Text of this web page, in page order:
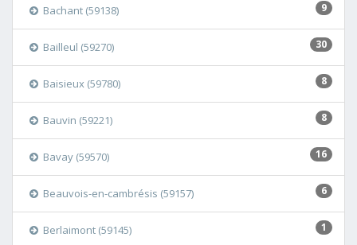
9
Bachant (59138)
30
Bailleul (59270)
8
Baisieux (59780)
8
Bauvin (59221)
16
Bavay (59570)
6
Beauvois-en-cambrésis (59157)
1
Berlaimont (59145)